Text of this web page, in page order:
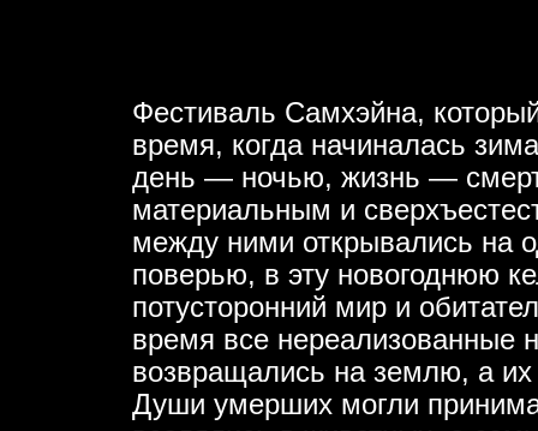
Фестиваль Самхэйна,
время, когда начиналась
день — ночью, жизнь —
материальным и
между ними открывались на
поверью, в эту новогоднюю
потусторонний мир и
время все
возвращались на землю, а
Души умерших могли